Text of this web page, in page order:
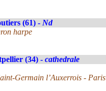
(61) - Nd
harpe
(34) - cathedrale
Germain l’Auxerrois - Paris